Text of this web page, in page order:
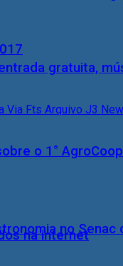
gratuita,
o 1°
na internet
no Senac